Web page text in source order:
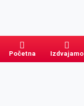
Početna Izdvajamo